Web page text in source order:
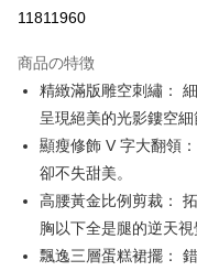
Easy Wallet
OP Pay Later
説明
【OP Pay Later 使用説明】
1. 本サービスは台湾大哥大
加の申請なしで即時に利用可
2. 支払い方法で「OP Pay
いの回数や支払い期限を選
AFTEE代金後払い
説明
一、 AFTEE代金後払いにつ
1.お支払い方法でAFTEE代
ATM払い
11811960
商品の特徴
精緻滿版雕空刺繡：
呈現絕美的光影鏤空細
顯瘦修飾 V 字大翻領
卻不失甜美。
高腰黃金比例剪裁：
胸以下全是腿的逆天視
飄逸三層蛋糕裙擺：